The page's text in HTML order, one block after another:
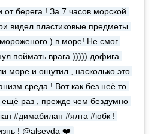
берега ! За 7 часов морской
видел пластиковые предметы
) в море! Не смог
поймать врага ))))) дофига
море и ощутил , насколько это
среда ! Вот как без неё то
раз , прежде чем бездумно
#димабилан #ялта #юбк !
! @alseyda ❤️